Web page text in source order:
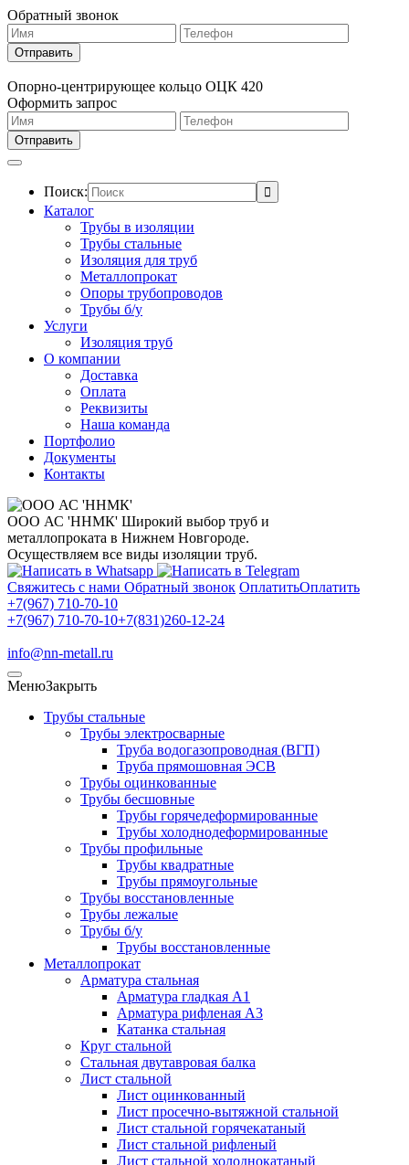
Обратный звонок
Опорно-центрирующее кольцо ОЦК 420
Оформить запрос
Поиск:
Каталог
Трубы в изоляции
Трубы стальные
Изоляция для труб
Металлопрокат
Опоры трубопроводов
Трубы б/у
Услуги
Изоляция труб
О компании
Доставка
Оплата
Реквизиты
Наша команда
Портфолио
Документы
Контакты
ООО АС 'ННМК' Широкий выбор труб и
металлопроката в Нижнем Новгороде.
Осуществляем все виды изоляции труб.
Свяжитесь с нами Обратный звонок ОплатитьОплатить
+7(967) 710-70-10
+7(967) 710-70-10+7(831)260-12-24
info@nn-metall.ru
МенюЗакрыть
Трубы стальные
Трубы электросварные
Труба водогазопроводная (ВГП)
Труба прямошовная ЭСВ
Трубы оцинкованные
Трубы бесшовные
Трубы горячедеформированные
Трубы холоднодеформированные
Трубы профильные
Трубы квадратные
Трубы прямоугольные
Трубы восстановленные
Трубы лежалые
Трубы б/у
Трубы восстановленные
Металлопрокат
Арматура стальная
Арматура гладкая А1
Арматура рифленая А3
Катанка стальная
Круг стальной
Стальная двутавровая балка
Лист стальной
Лист оцинкованный
Лист просечно-вытяжной стальной
Лист стальной горячекатаный
Лист стальной рифленый
Лист стальной холоднокатаный